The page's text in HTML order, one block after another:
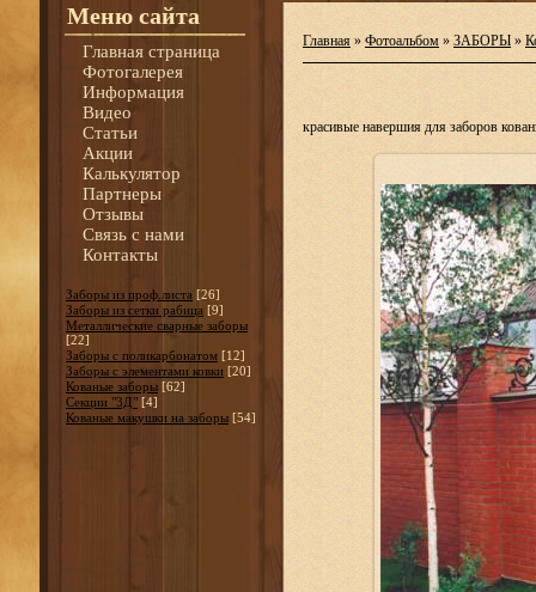
Меню сайта
Главная страница
Фотогалерея
Информация
Видео
Статьи
Акции
Калькулятор
Партнеры
Отзывы
Связь с нами
Контакты
Заборы из проф.листа [26]
Заборы из сетки рабица [9]
Металлические сварные заборы
[22]
Заборы с поликарбонатом [12]
Заборы с элементами ковки [20]
Кованые заборы [62]
Секции "3Д" [4]
Кованые макушки на заборы [54]
Главная » Фотоальбом » ЗАБОРЫ »
красивые навершия для заборов